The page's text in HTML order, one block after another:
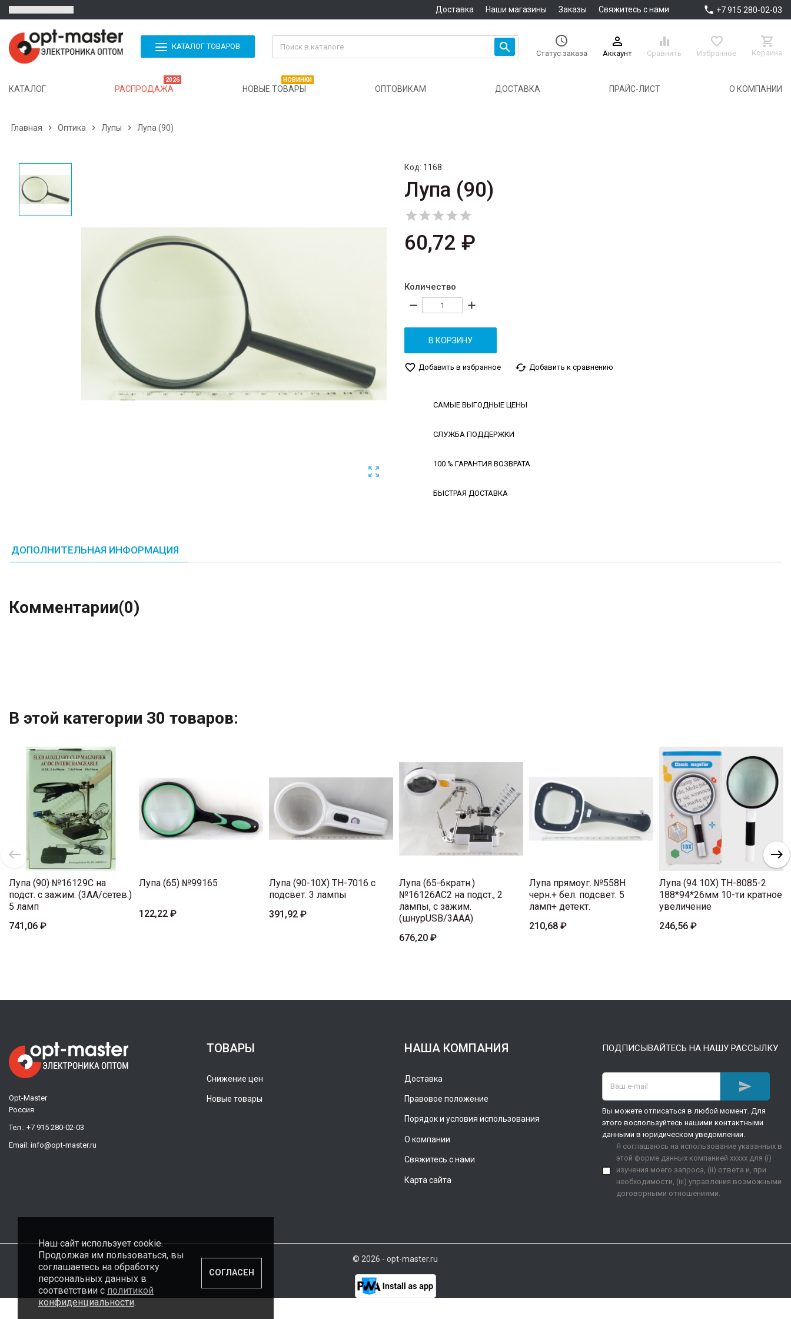
Доставка Наши магазины Заказы Свяжитесь с нами  +7 915 280-02-03
КАТАЛОГ ТОВАРОВ  
Статус заказа

Аккаунт

Сравнить

Избранное

Корзина
КАТАЛОГ РАСПРОДАЖА
2026
НОВЫЕ ТОВАРЫ
НОВИНКИ
ОПТОВИКАМ ДОСТАВКА ПРАЙС-ЛИСТ О КОМПАНИИ
Главная  Оптика  Лупы  Лупа (90)

Код: 1168
Лупа (90)

60,72 ₽
Количество
remove add
В КОРЗИНУ
favorite_border Добавить в избранное cached Добавить к сравнению
САМЫЕ ВЫГОДНЫЕ ЦЕНЫ
СЛУЖБА ПОДДЕРЖКИ
100 % ГАРАНТИЯ ВОЗВРАТА
БЫСТРАЯ ДОСТАВКА
ДОПОЛНИТЕЛЬНАЯ ИНФОРМАЦИЯ
Комментарии(0)
В этой категории 30 товаров:
Лупа (90) №16129C на
подст. с зажим. (3AA/cетев.)
5 ламп
741,06 ₽
Лупа (65) №99165
122,22 ₽
Лупа (90-10X) TH-7016 с
подсвет. 3 лампы
391,92 ₽
Лупа (65-6кратн.)
№16126AC2 на подст., 2
лампы, с зажим.
(шнурUSB/3AAA)
676,20 ₽
Лупа прямоуг. №558H
черн.+ бел. подсвет. 5
ламп+ детект.
210,68 ₽
Лупа (94 10Х) TH-8085-2
188*94*26мм 10-ти кратное
увеличение
246,56 ₽
Opt-Master
Россия
Тел.: +7 915 280-02-03
Email: info@opt-master.ru
ТОВАРЫ
Снижение цен
Новые товары
НАША КОМПАНИЯ
Доставка
Правовое положение
Порядок и условия использования
О компании
Свяжитесь с нами
Карта сайта
ПОДПИСЫВАЙТЕСЬ НА НАШУ РАССЫЛКУ

Вы можете отписаться в любой момент. Для
этого воспользуйтесь нашими контактными
данными в юридическом уведомлении.
Я соглашаюсь на использование указанных в
этой форме данных компанией xxxxx для (i)
изучения моего запроса, (ii) ответа и, при
необходимости, (iii) управления возможными
договорными отношениями.
© 2026 - opt-master.ru
Наш сайт использует cookie.
Продолжая им пользоваться, вы
соглашаетесь на обработку
персональных данных в
соответствии с политикой
конфиденциальности.
СОГЛАСЕН